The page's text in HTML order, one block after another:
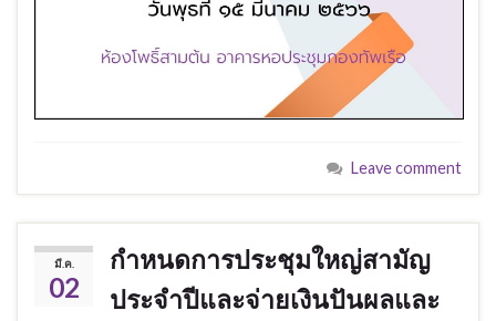
Leave comment
มี.ค.
02
กำหนดการประชุมใหญ่สามัญ
ประจำปีและจ่ายเงินปันผลและ